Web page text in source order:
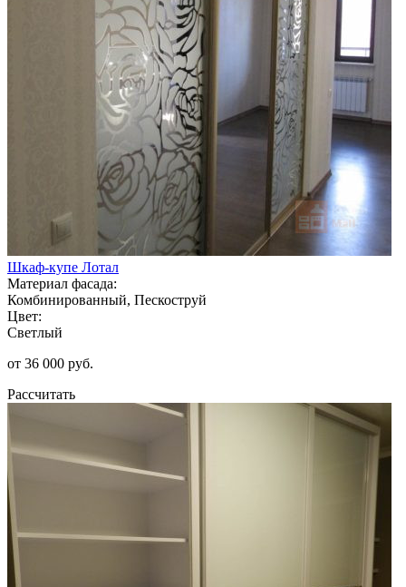
Шкаф-купе Лотал
Материал фасада:
Комбинированный, Пескоструй
Цвет:
Светлый
от 36 000 руб.
Рассчитать